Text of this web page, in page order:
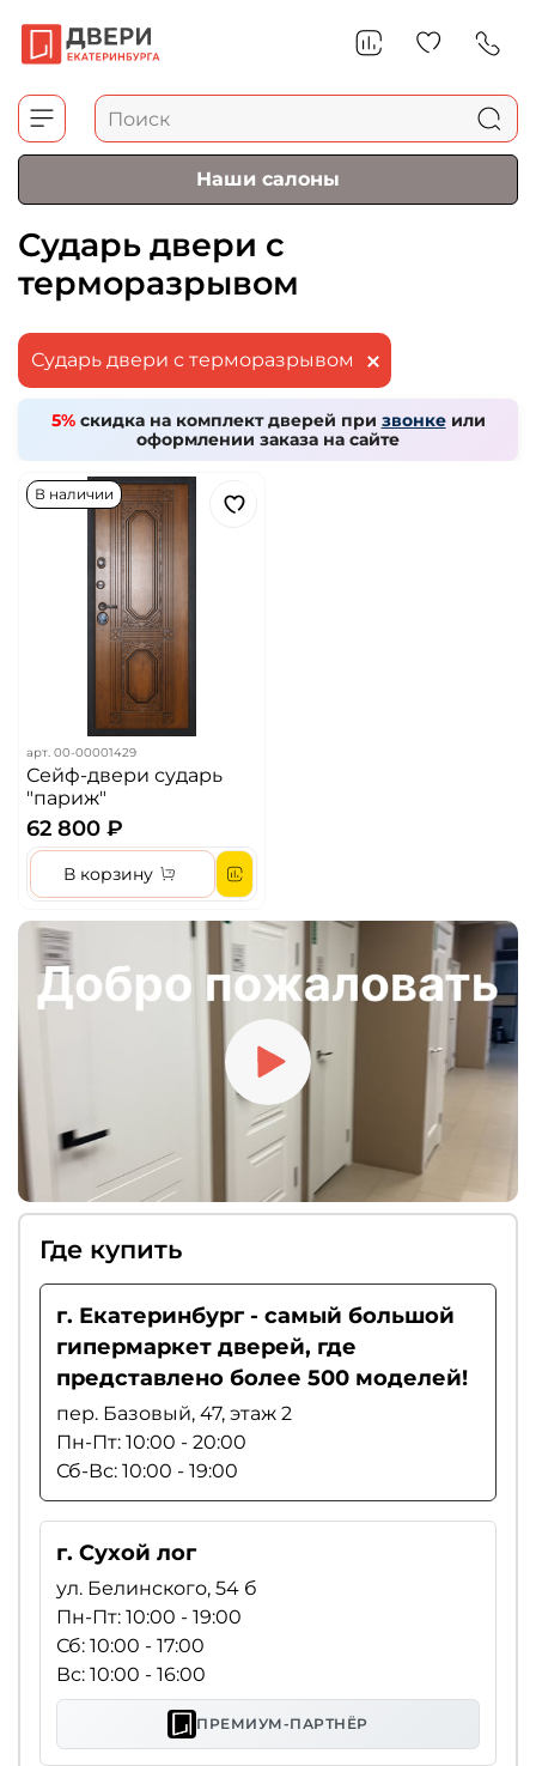
Наши салоны
Сударь двери с
терморазрывом
Сударь двери с терморазрывом
5% скидка на комплект дверей при звонкеили
оформлении заказа на сайте
В наличии
арт. 00-00001429
Сейф-двери сударь
"париж"
62 800 ₽
В корзину
Где купить
г. Екатеринбург - самый большой
гипермаркет дверей, где
представлено более 500 моделей!
пер. Базовый, 47, этаж 2
Пн-Пт: 10:00 - 20:00
Сб-Вс: 10:00 - 19:00
г. Сухой лог
ул. Белинского, 54 б
Пн-Пт: 10:00 - 19:00
Сб: 10:00 - 17:00
Вс: 10:00 - 16:00
ПРЕМИУМ-ПАРТНЁР